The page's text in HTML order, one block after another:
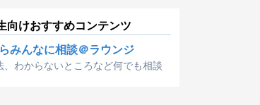
向けおすすめコンテンツ
みんなに相談＠ラウンジ
、わからないところなど何でも相談